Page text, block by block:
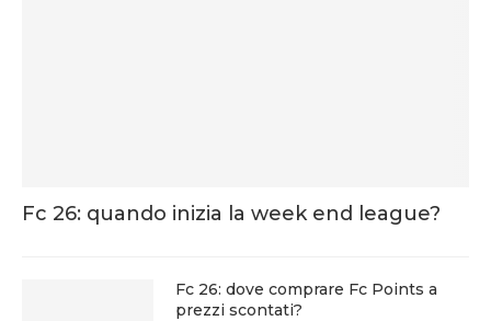
Fc 26: quando inizia la week end league?
Fc 26: dove comprare Fc Points a
prezzi scontati?